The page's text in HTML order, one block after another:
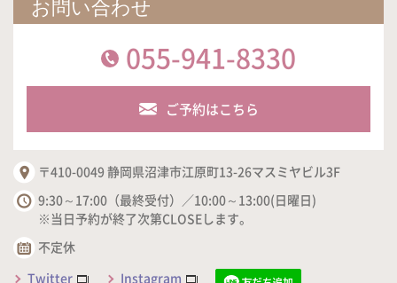
お問い合わせ
055-941-8330
ご予約はこちら
〒410-0049 静岡県沼津市江原町13-26マスミヤビル3F
9:30～17:00（最終受付）／10:00～13:00(日曜日)
※当日予約が終了次第CLOSEします。
不定休
Twitter
Instagram